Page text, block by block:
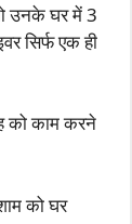
उनके घर में 3
सिर्फ एक ही
को काम करने
को घर